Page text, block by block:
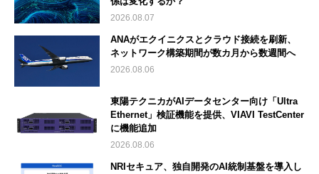
2026.08.07
ANAがエクイニクスとクラウド接続を刷新、
ネットワーク構築期間が数カ月から数週間へ
2026.08.06
東陽テクニカがAIデータセンター向け「Ultra
Ethernet」検証機能を提供、VIAVI TestCenter
に機能追加
2026.08.06
NRIセキュア、独自開発のAI統制基盤を導入し